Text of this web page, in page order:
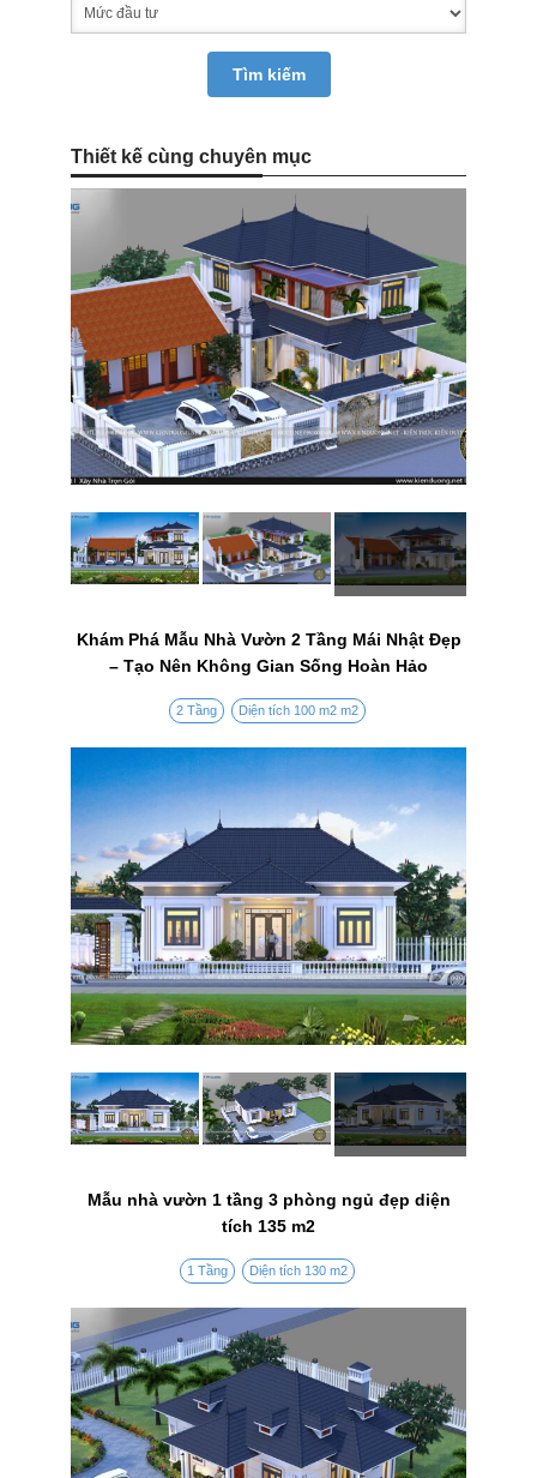
Thiết kế cùng chuyên mục
Khám Phá Mẫu Nhà Vườn 2 Tầng Mái Nhật Đẹp
– Tạo Nên Không Gian Sống Hoàn Hảo
2 Tầng Diện tích 100 m2 m2
Mẫu nhà vườn 1 tầng 3 phòng ngủ đẹp diện
tích 135 m2
1 Tầng Diện tích 130 m2